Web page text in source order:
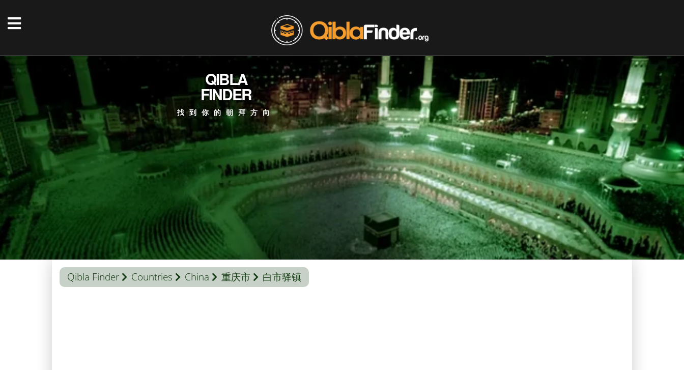
QIBLA
FINDER
找到你的朝拜方向
Qibla Finder Countries China 重庆市 白市驿镇